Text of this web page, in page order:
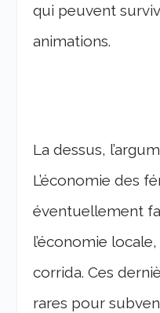
qui peuvent
animations.
La dessus,
L’économie des
éventuellement
l’économie
corrida. Ces
rares pour